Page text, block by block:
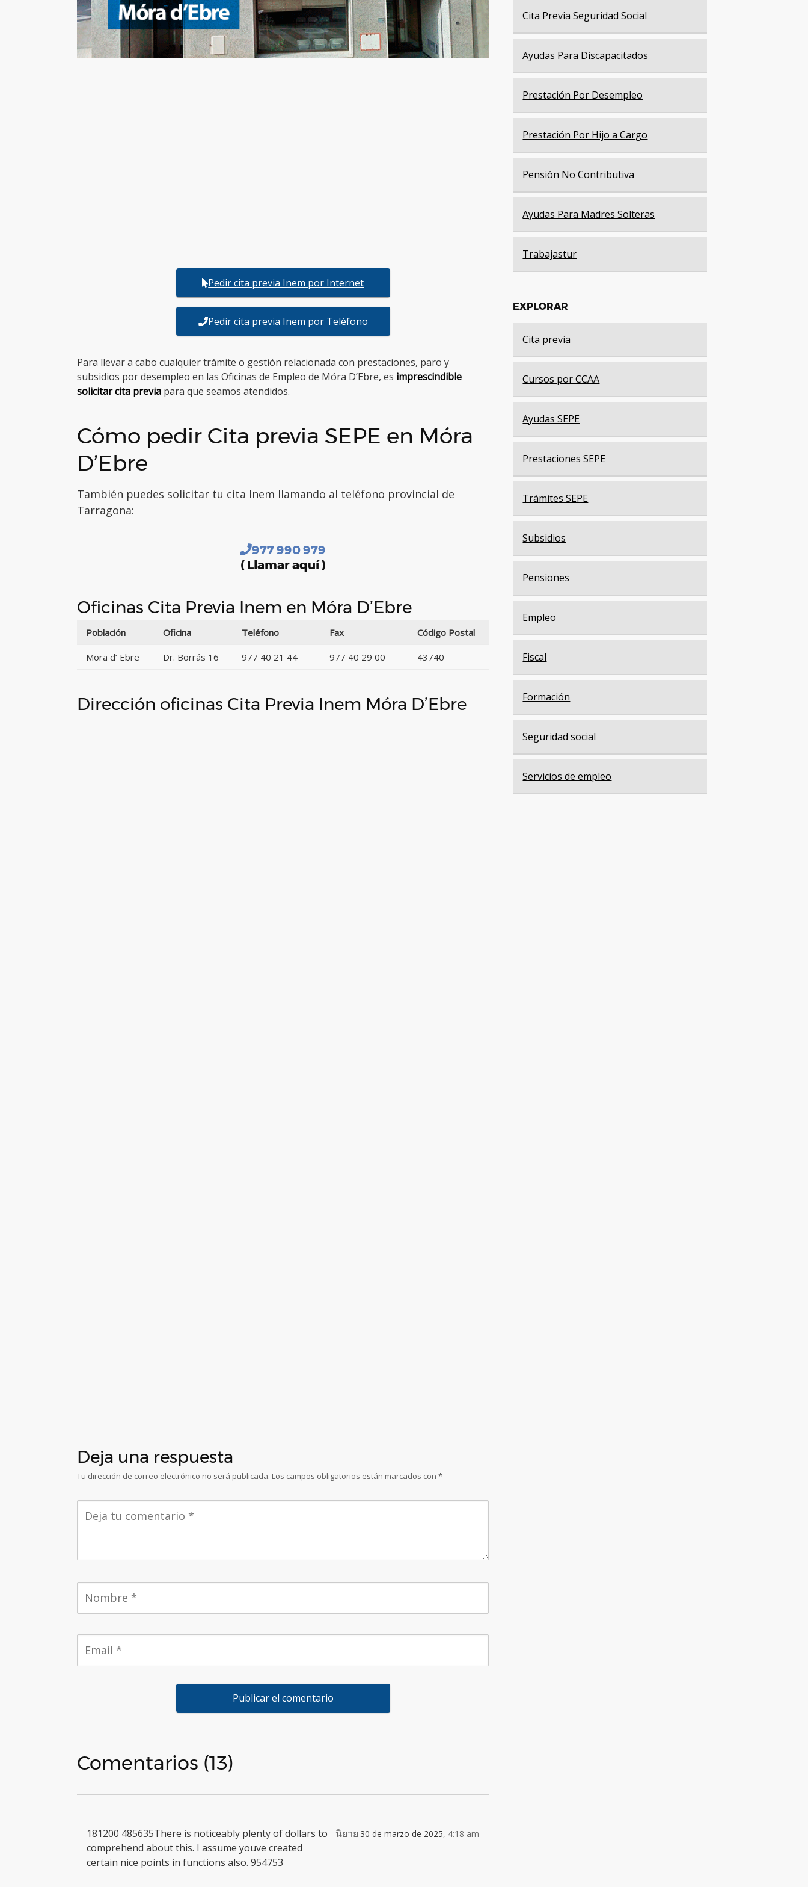
Pedir cita previa Inem por Internet
Pedir cita previa Inem por Teléfono
Para llevar a cabo cualquier trámite o gestión relacionada con prestaciones, paro y
subsidios por desempleo en las Oficinas de Empleo de Móra D’Ebre, es imprescindible
solicitar cita previa para que seamos atendidos.
Cómo pedir Cita previa SEPE en Móra
D’Ebre
También puedes solicitar tu cita Inem llamando al teléfono provincial de
Tarragona:
977 990 979
( Llamar aquí )
Oficinas Cita Previa Inem en Móra D’Ebre
Población Oficina Teléfono Fax Código Postal
Mora d’ Ebre Dr. Borrás 16 977 40 21 44 977 40 29 00 43740
Dirección oficinas Cita Previa Inem Móra D’Ebre
Deja una respuesta
Tu dirección de correo electrónico no será publicada. Los campos obligatorios están marcados con *
Comentarios (13)
นิยาย 30 de marzo de 2025, 4:18 am
181200 485635There is noticeably plenty of dollars to
comprehend about this. I assume youve created
certain nice points in functions also. 954753
Cita Previa Seguridad Social
Ayudas Para Discapacitados
Prestación Por Desempleo
Prestación Por Hijo a Cargo
Pensión No Contributiva
Ayudas Para Madres Solteras
Trabajastur
EXPLORAR
Cita previa
Cursos por CCAA
Ayudas SEPE
Prestaciones SEPE
Trámites SEPE
Subsidios
Pensiones
Empleo
Fiscal
Formación
Seguridad social
Servicios de empleo